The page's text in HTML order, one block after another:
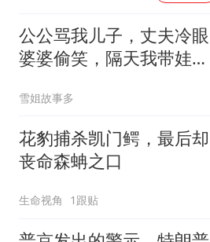
公公骂我儿子，丈夫冷眼
婆婆偷笑，隔天我带娃改
雪姐故事多
花豹捕杀凯门鳄，最后却
丧命森蚺之口
生命视角 1跟贴